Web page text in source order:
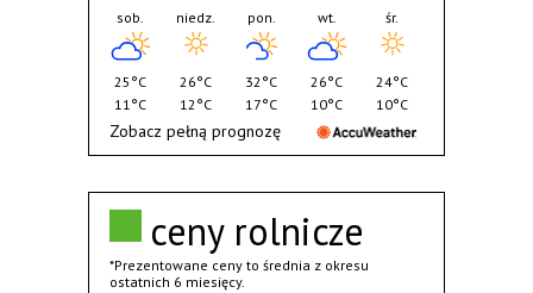
ceny rolnicze
*Prezentowane ceny to średnia z okresu
ostatnich 6 miesięcy.
sob.
25°C
11°C
niedz.
26°C
12°C
pon.
32°C
17°C
wt.
26°C
10°C
śr.
24°C
10°C
Zobacz pełną prognozę